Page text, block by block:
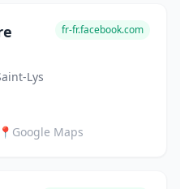
Lys
fr-fr.facebook.com
📍 Google Maps